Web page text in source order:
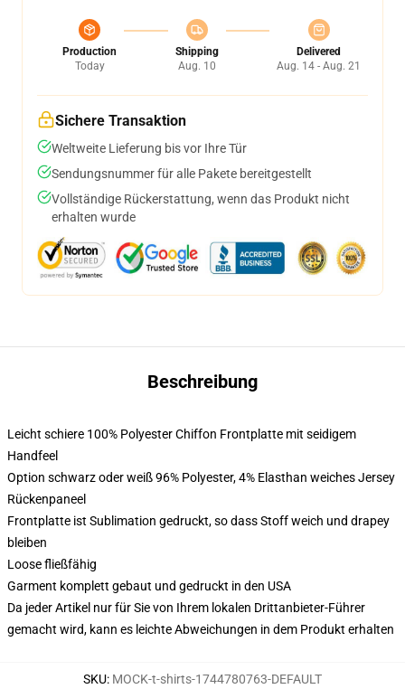
Production
Today
Shipping
Aug. 10
Delivered
Aug. 14 - Aug. 21
Sichere Transaktion
Weltweite Lieferung bis vor Ihre Tür
Sendungsnummer für alle Pakete bereitgestellt
Vollständige Rückerstattung, wenn das Produkt nicht
erhalten wurde
Beschreibung
Leicht schiere 100% Polyester Chiffon Frontplatte mit seidigem
Handfeel
Option schwarz oder weiß 96% Polyester, 4% Elasthan weiches Jersey
Rückenpaneel
Frontplatte ist Sublimation gedruckt, so dass Stoff weich und drapey
bleiben
Loose fließfähig
Garment komplett gebaut und gedruckt in den USA
Da jeder Artikel nur für Sie von Ihrem lokalen Drittanbieter-Führer
gemacht wird, kann es leichte Abweichungen in dem Produkt erhalten
SKU: MOCK-t-shirts-1744780763-DEFAULT